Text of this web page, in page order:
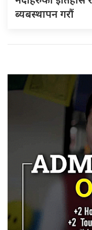
ब्यबस्थापन गराैं